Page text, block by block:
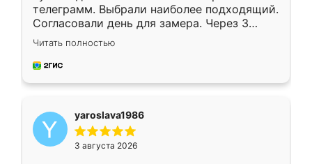
телеграмм. Выбрали наиболее подходящий.
Согласовали день для замера. Через 3
недели кухня была уже готова. Остались
довольны работой. Спасибо Ренессанс
мебель за качественную работу!
Читать полностью
yaroslava1986
3 августа 2026